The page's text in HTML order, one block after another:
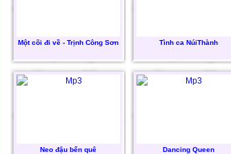
Một cõi đi về - Trịnh Công Sơn Tình ca NúiThành
Neo đậu bến quê Dancing Queen